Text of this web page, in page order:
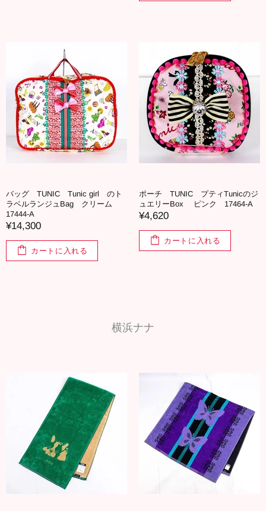
バッグ TUNIC Tunic girl のト
ラベルランジュBag クリーム
17444-A
¥14,300
カートに入れる
ポーチ TUNIC プティTunicのジ
ュエリーBox ピンク 17464-A
¥4,620
カートに入れる
横浜ナナ